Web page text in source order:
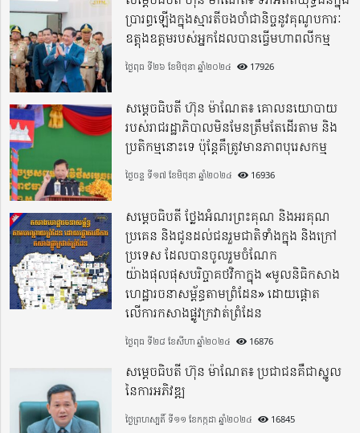
ប្រារព្ធឡើងក្នុងស្មារតីចងចាំជានិច្ចនូវគុណូបការៈ
ឧត្តុងឧត្តមរបស់អ្នកដែលបានធ្វើមហាពលីកម្ម
ថ្ងៃពុធ ទី២៦ ខែមិថុនា ឆ្នាំ២០២៤ 17926
សម្តេចធិបតី ហ៊ុន ម៉ាណែត៖ គោលនយោបាយ
របស់រាជរដ្ឋាភិបាលមិនមែនត្រឹមតែដើរតាម និង
ប្រតិកម្មនោះទេ ប៉ុន្តែគឺត្រូវមានភាពបុរេសកម្ម
ថ្ងៃចន្ទ ទី១៧ ខែមិថុនា ឆ្នាំ២០២៤ 16936
សម្តេចធិបតី ថ្លែងអំណរព្រះគុណ និងអរគុណ
ប្រគេន និងជូនដល់ជនរួមជាតិទាំងក្នុង​ និងក្រៅ
ប្រទេស​ ដែលបានចូលរួមចំណែក
យ៉ាងផុលផុសបរិច្ចាគថវិកាក្នុង «មូលនិធិកសាង
ហេដ្ឋារចនាសម្ព័ន្ធតាមព្រំដែន» ដោយផ្ដោត
លើការកសាងផ្លូវក្រវាត់ព្រំដែន
ថ្ងៃពុធ ទី២៨ ខែសីហា ឆ្នាំ២០២៤ 16876
សម្តេចធិបតី ហ៊ុន ម៉ាណែត៖ ប្រជាជនគឺជាស្នូល
នៃការអភិវឌ្ឍ
ថ្ងៃព្រហស្បតិ៍ ទី១១ ខែកក្កដា ឆ្នាំ២០២៤ 16845